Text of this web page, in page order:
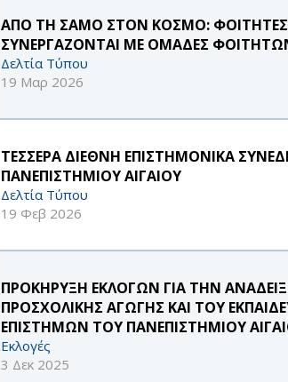
ΑΠΟ ΤΗ ΣΑΜΟ ΣΤΟΝ ΚΟΣΜΟ: ΦΟΙΤΗΤΕΣ
ΣΥΝΕΡΓΑΖΟΝΤΑΙ ΜΕ ΟΜΑΔΕΣ
Δελτία Τύπου
19 Μαρ 2026
ΤΕΣΣΕΡΑ ΔΙΕΘΝΗ ΕΠΙΣΤΗΜΟΝΙΚΑ
ΠΑΝΕΠΙΣΤΗΜΙΟΥ ΑΙΓΑΙΟΥ
Δελτία Τύπου
19 Φεβ 2026
ΠΡΟΚΗΡΥΞΗ ΕΚΛΟΓΩΝ ΓΙΑ ΤΗΝ
ΠΡΟΣΧΟΛΙΚΗΣ ΑΓΩΓΗΣ ΚΑΙ ΤΟΥ
ΕΠΙΣΤΗΜΩΝ ΤΟΥ ΠΑΝΕΠΙΣΤΗΜΙΟΥ
Εκλογές
3 Δεκ 2025